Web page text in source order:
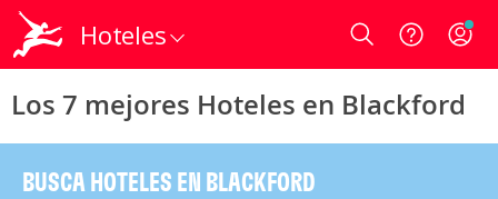
Hoteles Login
Los 7 mejores Hoteles en Blackford
BUSCA HOTELES EN BLACKFORD